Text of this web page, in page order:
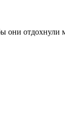
отдохнули